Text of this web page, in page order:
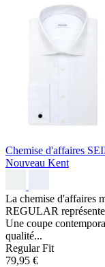
Chemise d'affaires
Nouveau Kent
La chemise d'affaires
REGULAR
Une coupe
qualité...
Regular Fit
79,95 €